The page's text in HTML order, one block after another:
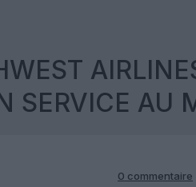
SERVICE AU
0 commentaire